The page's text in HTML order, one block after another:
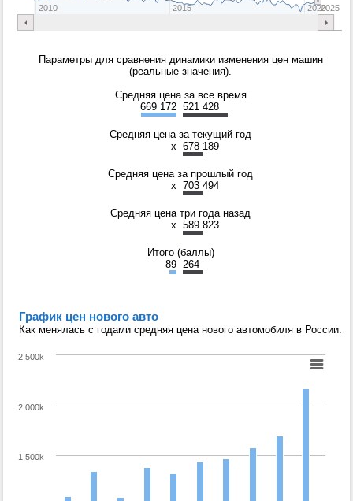
2010 2015 20202025
Параметры для сравнения динамики изменения цен машин
(реальные значения).
Средняя цена за все время
669 172 521 428
Средняя цена за текущий год
x 678 189
Средняя цена за прошлый год
x 703 494
Средняя цена три года назад
x 589 823
Итого (баллы)
89 264
График цен нового авто
Как менялась с годами средняя цена нового автомобиля в России.
1,500k
2,000k
2,500k